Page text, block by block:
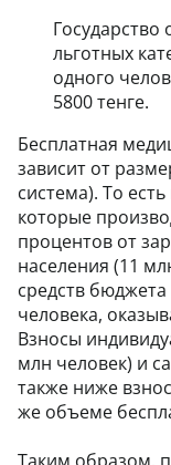
Государство
льготных
одного
5800 тенге.
Бесплатная
зависит от
система). То
которые
процентов от
населения (11
средств бюджета
человека,
Взносы
млн человек) и
также ниже
же объеме